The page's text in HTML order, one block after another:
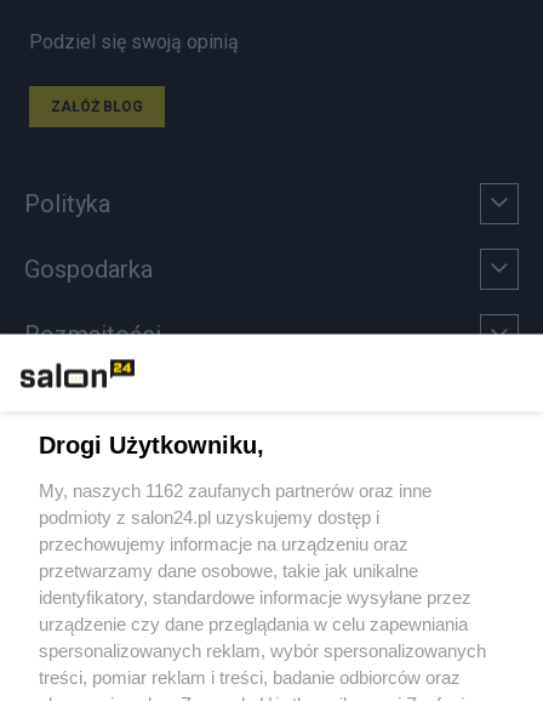
Podziel się swoją opinią
ZAŁÓŻ BLOG
Polityka
Gospodarka
Rozmaitości
Sport
Społeczeństwo
Kultura
Drogi Użytkowniku,
My, naszych 1162 zaufanych partnerów oraz inne
podmioty z salon24.pl uzyskujemy dostęp i
przechowujemy informacje na urządzeniu oraz
przetwarzamy dane osobowe, takie jak unikalne
identyfikatory, standardowe informacje wysyłane przez
urządzenie czy dane przeglądania w celu zapewniania
spersonalizowanych reklam, wybór spersonalizowanych
treści, pomiar reklam i treści, badanie odbiorców oraz